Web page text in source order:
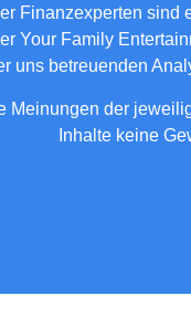
Finanzexperten
Your Family
uns betreuenden
Meinungen der
Inhalte keine